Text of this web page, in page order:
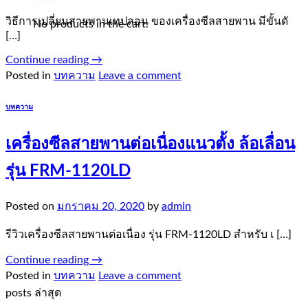
No products in the cart.
วิธีการเปลี่ยนสายพานเทปลอน ของเครื่องซีลสายพาน มีขั้นดั
[…]
Continue reading →
Posted in บทความ Leave a comment
บทความ
เครื่องซีลสายพานต่อเนื่องแนวตั้ง ล้อเลื่อน
รุ่น FRM-1120LD
Posted on มกราคม 20, 2020 by admin
รีวิวเครื่องซีลสายพานต่อเนื่อง รุ่น FRM-1120LD สำหรับ เ […]
Continue reading →
Posted in บทความ Leave a comment
posts ล่าสุด